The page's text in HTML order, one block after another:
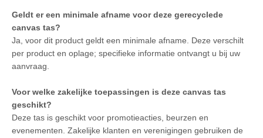
Geldt er een minimale afname voor deze gerecyclede
canvas tas?
Ja, voor dit product geldt een minimale afname. Deze verschilt
per product en oplage; specifieke informatie ontvangt u bij uw
aanvraag.
Voor welke zakelijke toepassingen is deze canvas tas
geschikt?
Deze tas is geschikt voor promotieacties, beurzen en
evenementen. Zakelijke klanten en verenigingen gebruiken de